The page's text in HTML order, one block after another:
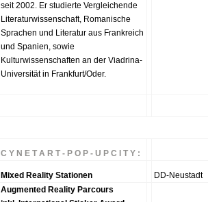
seit 2002. Er studierte Vergleichende
Literaturwissenschaft, Romanische
Sprachen und Literatur aus Frankreich
und Spanien, sowie
Kulturwissenschaften an der Viadrina-
Universität in Frankfurt/Oder.
C Y N E T A R T - P O P - U P C I T Y :
Mixed Reality Stationen DD-Neustadt
Augmented Reality Parcours